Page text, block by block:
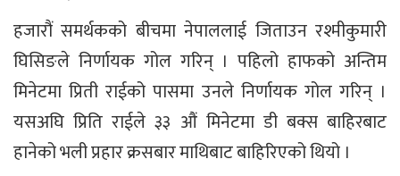
हजारौं समर्थकको बीचमा नेपाललाई जिताउन रश्मीकुमारी
घिसिङले निर्णायक गोल गरिन् । पहिलो हाफको अन्तिम
मिनेटमा प्रिती राईको पासमा उनले निर्णायक गोल गरिन् ।
यसअघि प्रिति राईले ३३ औं मिनेटमा डी बक्स बाहिरबाट
हानेको भली प्रहार क्रसबार माथिबाट बाहिरिएको थियो ।